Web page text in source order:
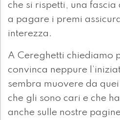
che si rispetti, una
a pagare i premi
interezza.
A Cereghetti chiediamo
convinca neppure
sembra muovere da
che gli sono cari e che
anche sulle nostre